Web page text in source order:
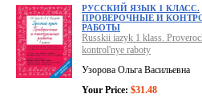
РУССКИЙ ЯЗЫК 1 КЛАСС.
ПРОВЕРОЧНЫЕ И
РАБОТЫ
Russkii iazyk 1 klass.
kontrol'nye raboty
Узорова Ольга Васильевна
Your Price: $31.48